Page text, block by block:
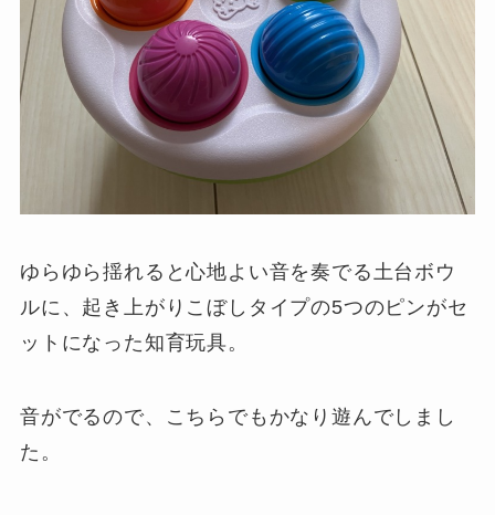
ゆらゆら揺れると心地よい音を奏でる土台ボウ
ルに、起き上がりこぼしタイプの5つのピンがセ
ットになった知育玩具。
音がでるので、こちらでもかなり遊んでしまし
た。